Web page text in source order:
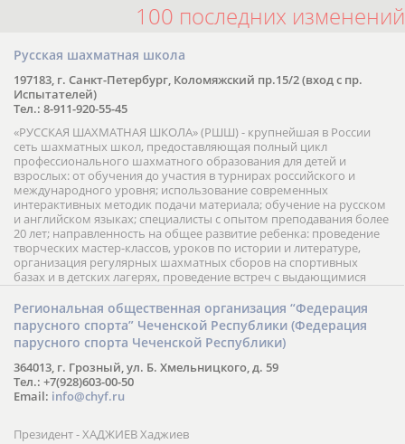
100 последних изменений
Русская шахматная школа
197183, г. Санкт-Петербург, Коломяжский пр.15/2 (вход с пр.
Испытателей)
Тел.: 8-911-920-55-45
«РУССКАЯ ШАХМАТНАЯ ШКОЛА» (РШШ) - крупнейшая в России
сеть шахматных школ, предоставляющая полный цикл
профессионального шахматного образования для детей и
взрослых: от обучения до участия в турнирах российского и
международного уровня; использование современных
интерактивных методик подачи материала; обучение на русском
и английском языках; специалисты с опытом преподавания более
20 лет; направленность на общее развитие ребенка: проведение
творческих мастер-классов, уроков по истории и литературе,
организация регулярных шахматных сборов на спортивных
базах и в детских лагерях, проведение встреч с выдающимися
шахматистами; корпоративное обучение; онлайн обучение в
форме вебинаров и индивидуальных занятий, круглые столы
российских и международных тренеров, организация фестивалей;
онлайн трансляция мероприятий и турниров.
Региональная общественная организация “Федерация
парусного спорта” Чеченской Республики (Федерация
парусного спорта Чеченской Республики)
364013, г. Грозный, ул. Б. Хмельницкого, д. 59
Тел.: +7(928)603-00-50
Email: info@chyf.ru
Президент - ХАДЖИЕВ Хаджиев